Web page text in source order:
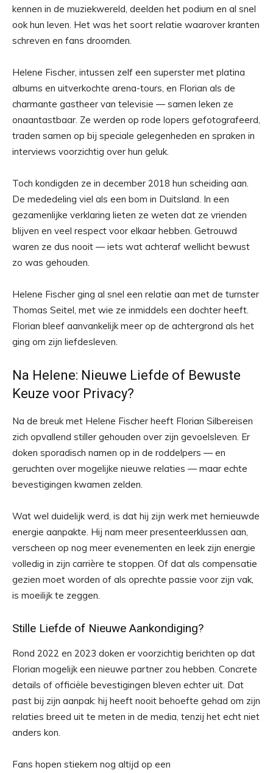
kennen in de muziekwereld, deelden het podium en al snel
ook hun leven. Het was het soort relatie waarover kranten
schreven en fans droomden.
Helene Fischer, intussen zelf een superster met platina
albums en uitverkochte arena-tours, en Florian als de
charmante gastheer van televisie — samen leken ze
onaantastbaar. Ze werden op rode lopers gefotografeerd,
traden samen op bij speciale gelegenheden en spraken in
interviews voorzichtig over hun geluk.
Toch kondigden ze in december 2018 hun scheiding aan.
De mededeling viel als een bom in Duitsland. In een
gezamenlijke verklaring lieten ze weten dat ze vrienden
blijven en veel respect voor elkaar hebben. Getrouwd
waren ze dus nooit — iets wat achteraf wellicht bewust
zo was gehouden.
Helene Fischer ging al snel een relatie aan met de turnster
Thomas Seitel, met wie ze inmiddels een dochter heeft.
Florian bleef aanvankelijk meer op de achtergrond als het
ging om zijn liefdesleven.
Na Helene: Nieuwe Liefde of Bewuste
Keuze voor Privacy?
Na de breuk met Helene Fischer heeft Florian Silbereisen
zich opvallend stiller gehouden over zijn gevoelsleven. Er
doken sporadisch namen op in de roddelpers — en
geruchten over mogelijke nieuwe relaties — maar echte
bevestigingen kwamen zelden.
Wat wel duidelijk werd, is dat hij zijn werk met hernieuwde
energie aanpakte. Hij nam meer presenteerklussen aan,
verscheen op nog meer evenementen en leek zijn energie
volledig in zijn carrière te stoppen. Of dat als compensatie
gezien moet worden of als oprechte passie voor zijn vak,
is moeilijk te zeggen.
Stille Liefde of Nieuwe Aankondiging?
Rond 2022 en 2023 doken er voorzichtig berichten op dat
Florian mogelijk een nieuwe partner zou hebben. Concrete
details of officiële bevestigingen bleven echter uit. Dat
past bij zijn aanpak: hij heeft nooit behoefte gehad om zijn
relaties breed uit te meten in de media, tenzij het echt niet
anders kon.
Fans hopen stiekem nog altijd op een